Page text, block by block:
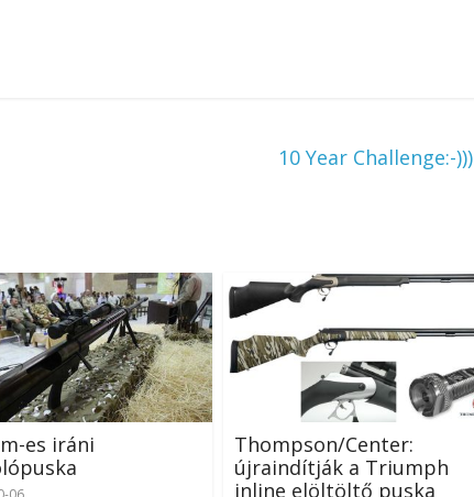
10 Year Challenge:-)))
es iráni
Thompson/Center:
újraindítják a Triumph
inline elöltöltő puska